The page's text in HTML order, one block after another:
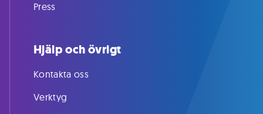
Press
Hjälp och övrigt
Kontakta oss
Verktyg